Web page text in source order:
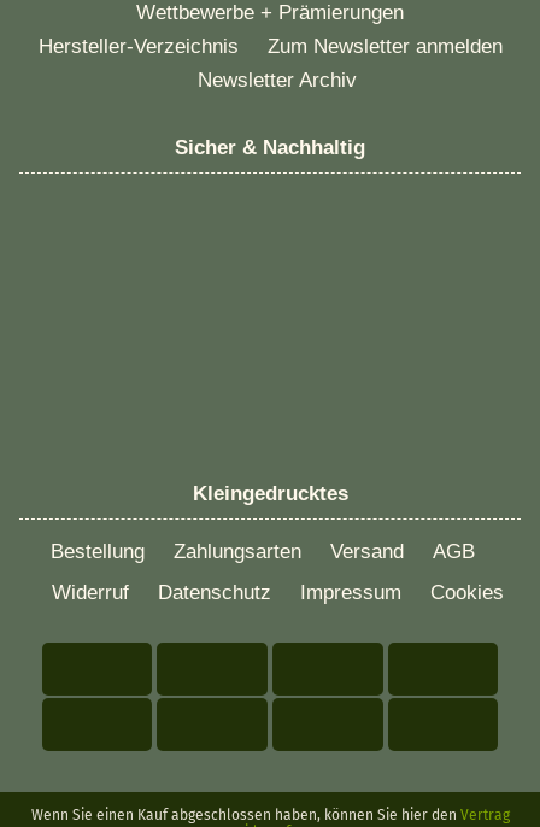
Wettbewerbe + Prämierungen
Hersteller-Verzeichnis
Zum Newsletter anmelden
Newsletter Archiv
Sicher & Nachhaltig
Kleingedrucktes
Bestellung Zahlungsarten Versand
AGB
Widerruf
Datenschutz Impressum Cookies
Wenn Sie einen Kauf abgeschlossen haben, können Sie hier den Vertrag